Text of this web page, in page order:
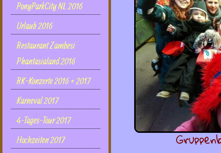
PonyParkCity NL 2016
Urlaub 2016
Restaurant Zambesi
Phantasialand 2016
RK-Konzerte 2016 + 2017
Karneval 2017
4-Tages-Tour 2017
Hochzeiten 2017